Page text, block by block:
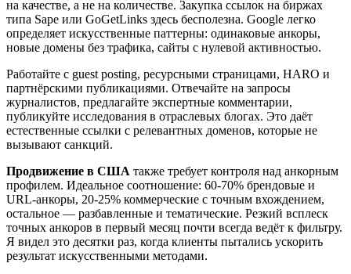
на качестве, а не на количестве. Закупка ссылок на биржах
типа Sape или GoGetLinks здесь бесполезна. Google легко
определяет искусственные паттерны: одинаковые анкоры,
новые домены без трафика, сайты с нулевой активностью.
Работайте с guest posting, ресурсными страницами, HARO и
партнёрскими публикациями. Отвечайте на запросы
журналистов, предлагайте экспертные комментарии,
публикуйте исследования в отраслевых блогах. Это даёт
естественные ссылки с релевантных доменов, которые не
вызывают санкций.
Продвижение в США также требует контроля над анкорным
профилем. Идеальное соотношение: 60-70% брендовые и
URL-анкоры, 20-25% коммерческие с точным вхождением,
остальное — разбавленные и тематические. Резкий всплеск
точных анкоров в первый месяц почти всегда ведёт к фильтру.
Я видел это десятки раз, когда клиенты пытались ускорить
результат искусственными методами.